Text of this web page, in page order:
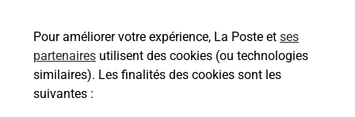
Pour améliorer votre expérience, La Poste et ses
partenaires utilisent des cookies (ou technologies
similaires). Les finalités des cookies sont les
suivantes :
de Poste à CHORGES (05230) !
En savoir plus